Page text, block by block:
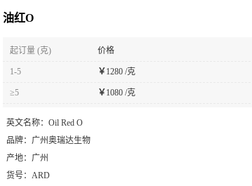
油红O
起订量 (克) 价格
1-5 ￥1280 /克
≥5 ￥1080 /克
英文名称： Oil Red O
品牌： 广州奥瑞达生物
产地： 广州
货号： ARD